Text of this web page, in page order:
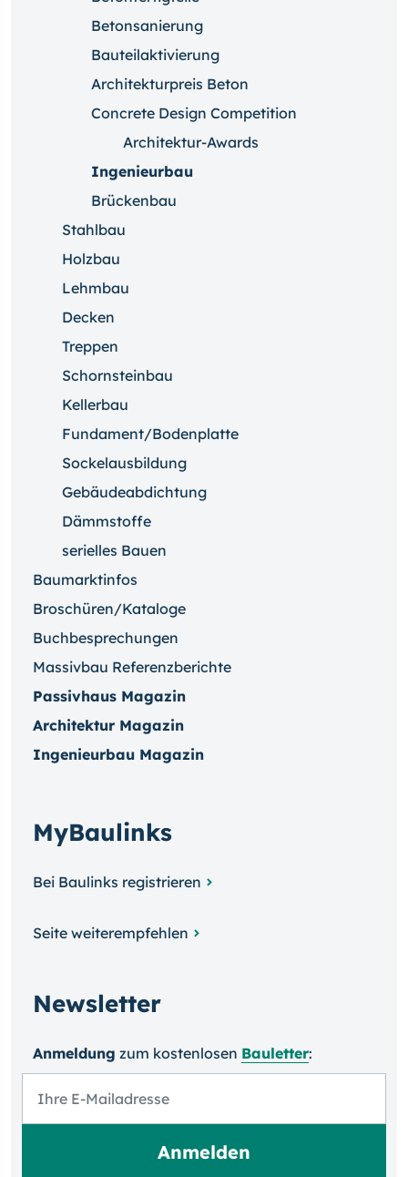
Betonsanierung
Bauteilaktivierung
Architekturpreis Beton
Concrete Design Competition
Architektur-Awards
Ingenieurbau
Brückenbau
Stahlbau
Holzbau
Lehmbau
Decken
Treppen
Schornsteinbau
Kellerbau
Fundament/Bodenplatte
Sockelausbildung
Gebäudeabdichtung
Dämmstoffe
serielles Bauen
Baumarktinfos
Broschüren/Kataloge
Buchbesprechungen
Massivbau Referenzberichte
Passivhaus Magazin
Architektur Magazin
Ingenieurbau Magazin
MyBaulinks
Bei Baulinks registrieren
Seite weiterempfehlen
Newsletter
Anmeldung zum kosten­losen Bauletter: